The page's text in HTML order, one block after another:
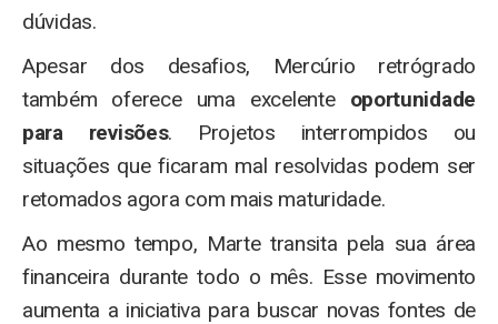
dúvidas.
Apesar dos desafios, Mercúrio retrógrado
também oferece uma excelenteoportunidade
para revisões. Projetos interrompidos ou
situações que ficaram mal resolvidas podem ser
retomados agora com mais maturidade.
Ao mesmo tempo, Marte transita pela sua área
financeira durante todo o mês. Esse movimento
aumenta a iniciativa para buscar novas fontes de